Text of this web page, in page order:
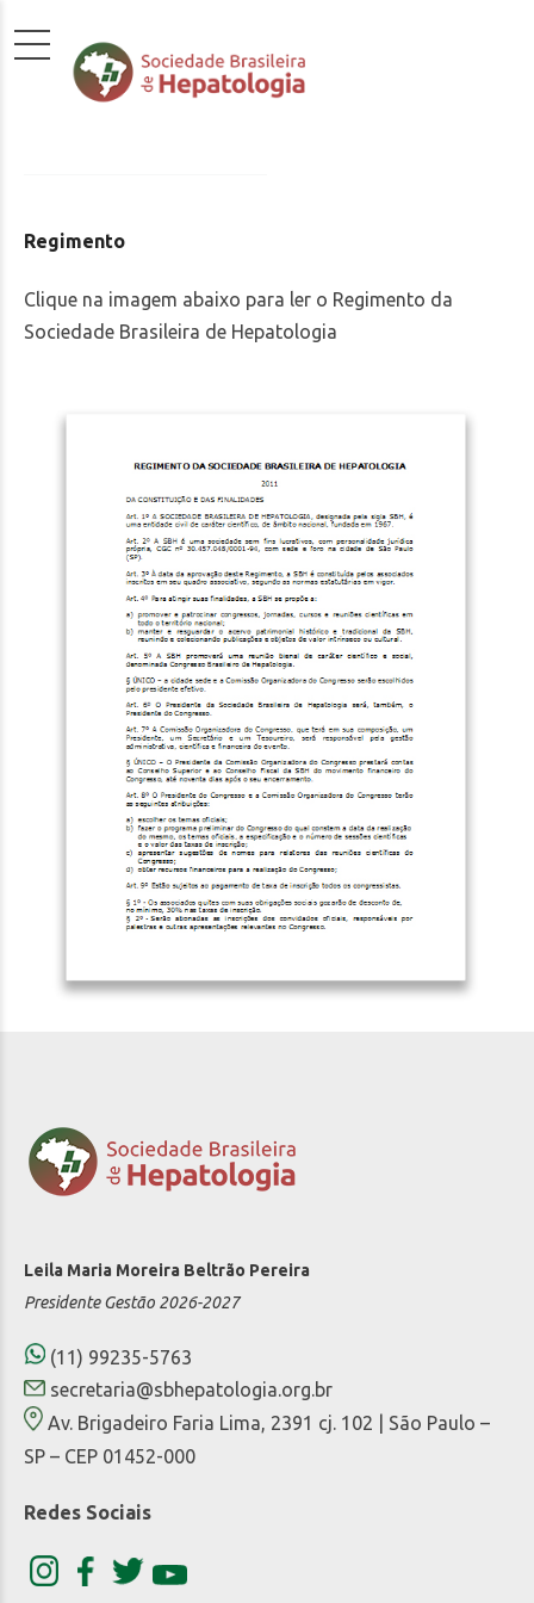
Regimento
Clique na imagem abaixo para ler o Regimento da
Sociedade Brasileira de Hepatologia
Leila Maria Moreira Beltrão Pereira
Presidente Gestão 2026-2027
(11) 99235-5763
secretaria@sbhepatologia.org.br
Av. Brigadeiro Faria Lima, 2391 cj. 102 | São Paulo –
SP – CEP 01452-000
Redes Sociais